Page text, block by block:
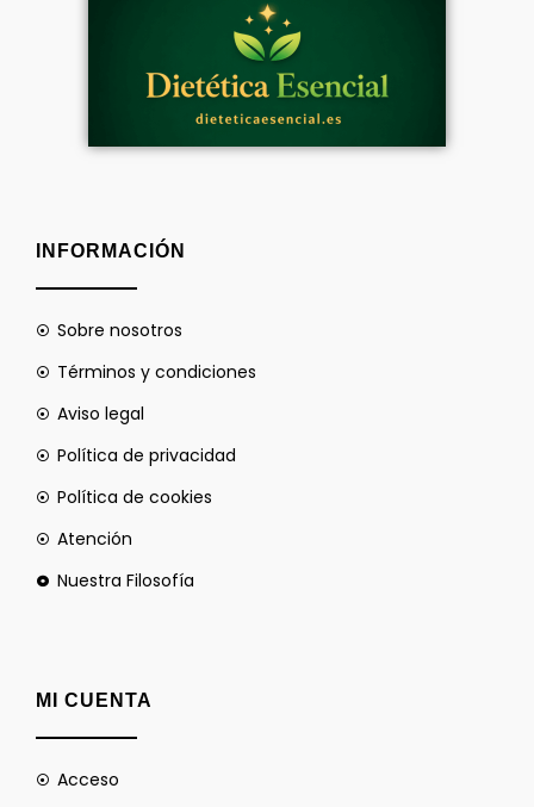
INFORMACIÓN
Sobre nosotros
Términos y condiciones
Aviso legal
Política de privacidad
Política de cookies
Atención
Nuestra Filosofía
MI CUENTA
Acceso